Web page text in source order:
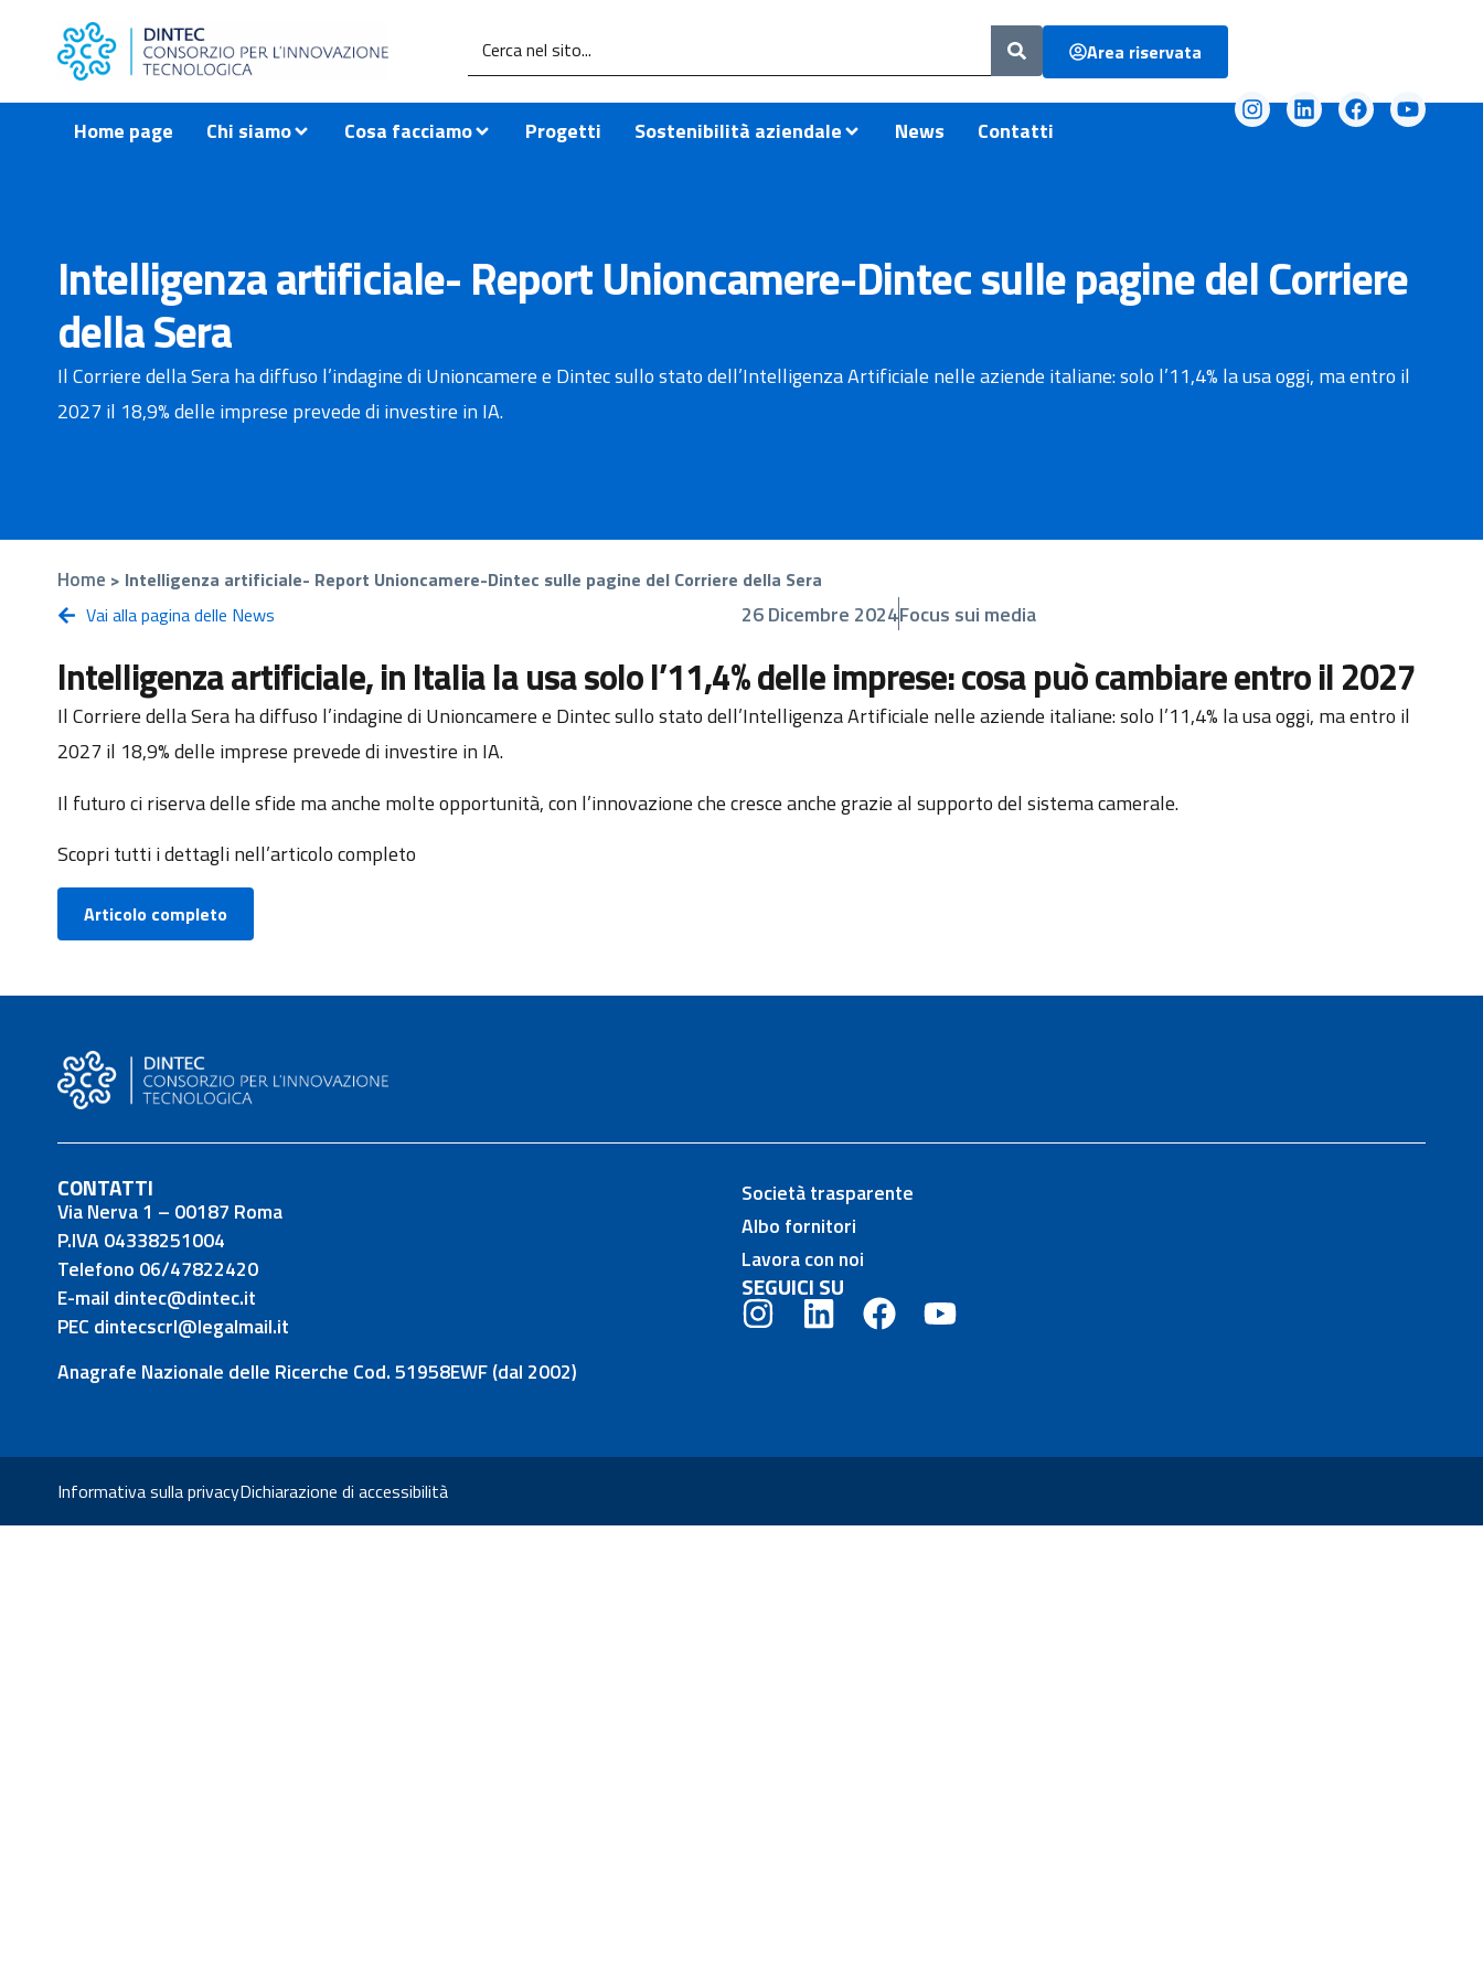
contenuto
Area riservata
Home page Chi siamo Cosa facciamo Progetti Sostenibilità aziendale News Contatti
Intelligenza artificiale- Report Unioncamere-Dintec sulle pagine del Corriere
della Sera
Il Corriere della Sera ha diffuso l’indagine di Unioncamere e Dintec sullo stato dell’Intelligenza Artificiale nelle aziende italiane: solo l’11,4% la usa oggi, ma entro il
2027 il 18,9% delle imprese prevede di investire in IA.
Home > Intelligenza artificiale- Report Unioncamere-Dintec sulle pagine del Corriere della Sera
Vai alla pagina delle News
26 Dicembre 2024Focus sui media
Intelligenza artificiale, in Italia la usa solo l’11,4% delle imprese: cosa può cambiare entro il 2027
Il Corriere della Sera ha diffuso l’indagine di Unioncamere e Dintec sullo stato dell’Intelligenza Artificiale nelle aziende italiane: solo l’11,4% la usa oggi, ma entro il
2027 il 18,9% delle imprese prevede di investire in IA.
Il futuro ci riserva delle sfide ma anche molte opportunità, con l’innovazione che cresce anche grazie al supporto del sistema camerale.
Scopri tutti i dettagli nell’articolo completo
Articolo completo
CONTATTI
Via Nerva 1 – 00187 Roma
P.IVA 04338251004
Telefono 06/47822420
E-mail dintec@dintec.it
PEC dintecscrl@legalmail.it
Anagrafe Nazionale delle Ricerche Cod. 51958EWF (dal 2002)
Società trasparente
Albo fornitori
Lavora con noi
SEGUICI SU
Informativa sulla privacyDichiarazione di accessibilità